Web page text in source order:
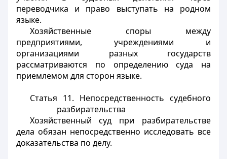
переводчика и право выступать на родном
языке.
Хозяйственные споры между
предприятиями, учреждениями и
организациями разных государств
рассматриваются по определению суда на
приемлемом для сторон языке.
Статья 11. Непосредственность судебного
разбирательства
Хозяйственный суд при разбирательстве
дела обязан непосредственно исследовать все
доказательства по делу.